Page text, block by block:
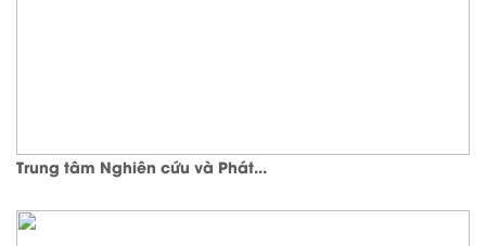
Trung tâm Nghiên cứu và Phát...